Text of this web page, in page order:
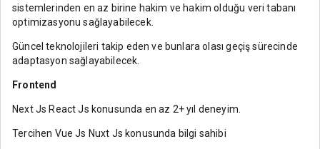
sistemlerinden en az birine hakim ve hakim olduğu veri tabanı
optimizasyonu sağlayabilecek.
Güncel teknolojileri takip eden ve bunlara olası geçiş sürecinde
adaptasyon sağlayabilecek.
Frontend
Next Js React Js konusunda en az 2+ yıl deneyim.
Tercihen Vue Js Nuxt Js konusunda bilgi sahibi